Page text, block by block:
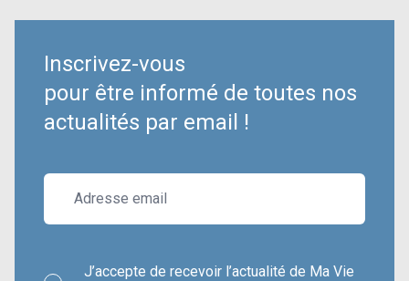
Inscrivez-vous
pour être informé de toutes nos
actualités par email !
J’accepte de recevoir l’actualité de Ma Vie